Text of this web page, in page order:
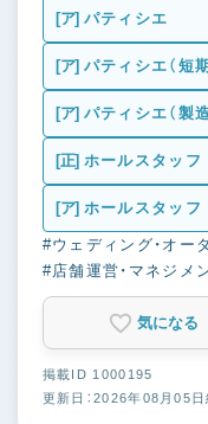
[ア] パティシエ
[ア] パティシエ（短
[ア] パティシエ（製
[正] ホールスタッフ
[ア] ホールスタッフ
#ウェディング・オー
#店舗運営・マネジメ
気になる
掲載ID 1000195
更新日：2026年08月05日